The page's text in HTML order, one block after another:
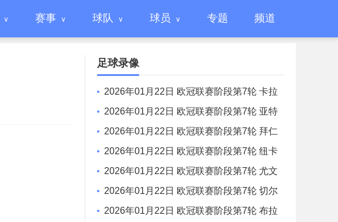
赛事 球队 球员 专题 频道
足球录像
2026年01月22日 欧冠联赛阶段第7轮 卡拉
巴赫vs法兰克福 全场录像
2026年01月22日 欧冠联赛阶段第7轮 亚特
兰大vs毕尔巴鄂竞技 全场录像
2026年01月22日 欧冠联赛阶段第7轮 拜仁
慕尼黑vs圣吉罗斯 全场录像
2026年01月22日 欧冠联赛阶段第7轮 纽卡
斯尔联vs埃因霍温 全场录像
2026年01月22日 欧冠联赛阶段第7轮 尤文
图斯vs本菲卡 全场录像
2026年01月22日 欧冠联赛阶段第7轮 切尔
西vs帕福斯 全场录像
2026年01月22日 欧冠联赛阶段第7轮 布拉